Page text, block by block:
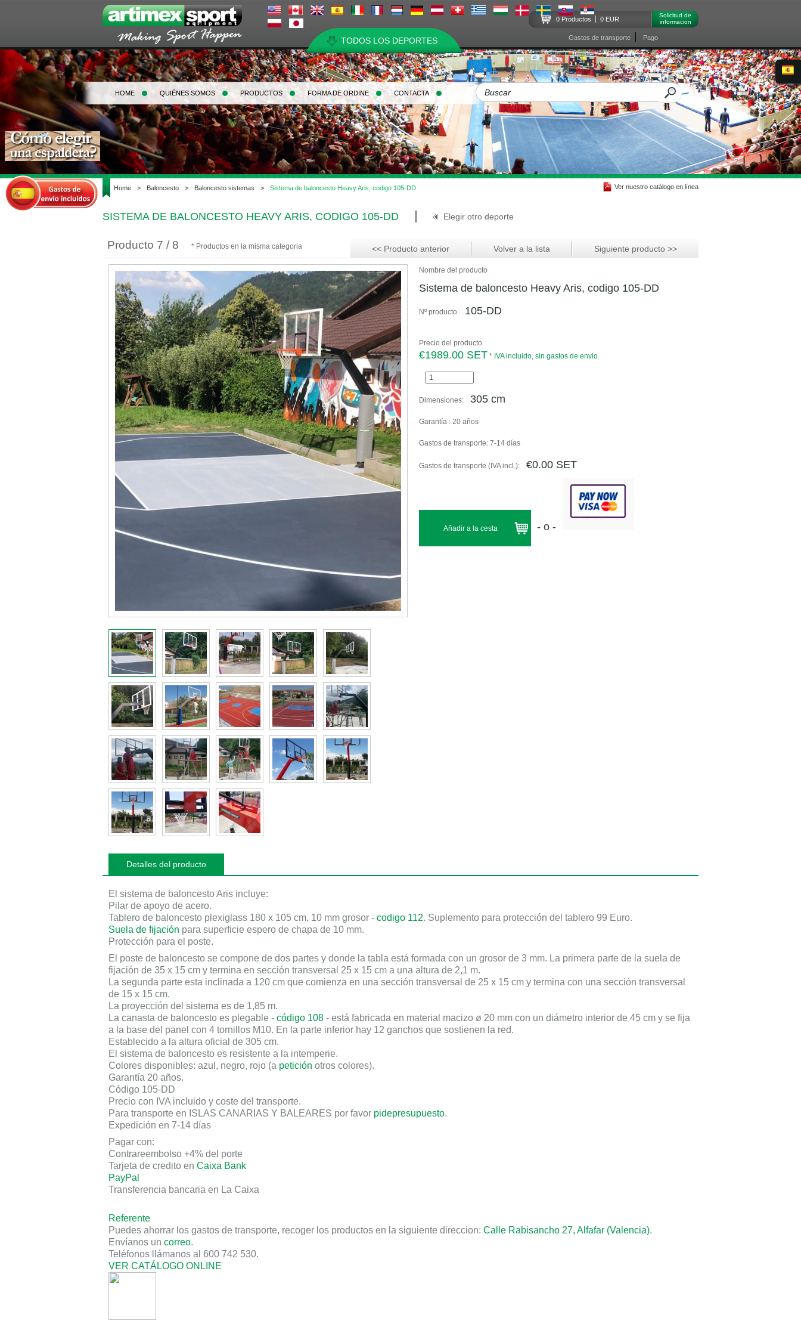
TODOS LOS DEPORTES
0 Productos 0 EUR
Solicitud de
informacion
Gastos de transporte Pago
HOME QUIÉNES SOMOS PRODUCTOS FORMA DE ORDINE CONTACTA
Home > Baloncesto > Baloncesto sistemas > Sistema de baloncesto Heavy Aris, codigo 105-DD Ver nuestro catálogo en línea
SISTEMA DE BALONCESTO HEAVY ARIS, CODIGO 105-DD Elegir otro deporte
Producto 7 / 8 * Productos en la misma categoria << Producto anterior Volver a la lista Siguiente producto >>
Nombre del producto
Sistema de baloncesto Heavy Aris, codigo 105-DD
Nº producto 105-DD
Precio del producto
€1989.00 SET * IVA incluido, sin gastos de envio
Dimensiones: 305 cm
Garantía : 20 años
Gastos de transporte: 7-14 días
Gastos de transporte (IVA incl.): €0.00 SET
- o -
Detalles del producto
El sistema de baloncesto Aris incluye:
Pilar de apoyo de acero.
Tablero de baloncesto plexiglass 180 x 105 cm, 10 mm grosor - codigo 112. Suplemento para protección del tablero 99 Euro.
Suela de fijación para superficie espero de chapa de 10 mm.
Protección para el poste.
El poste de baloncesto se compone de dos partes y donde la tabla está formada con un grosor de 3 mm. La primera parte de la suela de
fijación de 35 x 15 cm y termina en sección transversal 25 x 15 cm a una altura de 2,1 m.
La segunda parte esta inclinada a 120 cm que comienza en una sección transversal de 25 x 15 cm y termina con una sección transversal
de 15 x 15 cm.
La proyección del sistema es de 1,85 m.
La canasta de baloncesto es plegable - código 108 - está fabricada en material macizo ø 20 mm con un diámetro interior de 45 cm y se fija
a la base del panel con 4 tornillos M10. En la parte inferior hay 12 ganchos que sostienen la red.
Establecido a la altura oficial de 305 cm.
El sistema de baloncesto es resistente a la intemperie.
Colores disponibles: azul, negro, rojo (a petición otros colores).
Garantía 20 años.
Código 105-DD
Precio con IVA incluido y coste del transporte.
Para transporte en ISLAS CANARIAS Y BALEARES por favor pidepresupuesto.
Expedición en 7-14 días
Pagar con:
Contrareembolso +4% del porte
Tarjeta de credito en Caixa Bank
PayPal
Transferencia bancaria en La Caixa
Referente
Puedes ahorrar los gastos de transporte, recoger los productos en la siguiente direccion: Calle Rabisancho 27, Alfafar (Valencia).
Envíanos un correo.
Teléfonos llámanos al 600 742 530.
VER CATÁLOGO ONLINE